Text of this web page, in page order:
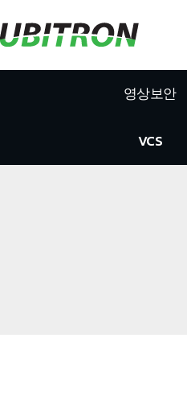
영상보안
VCS